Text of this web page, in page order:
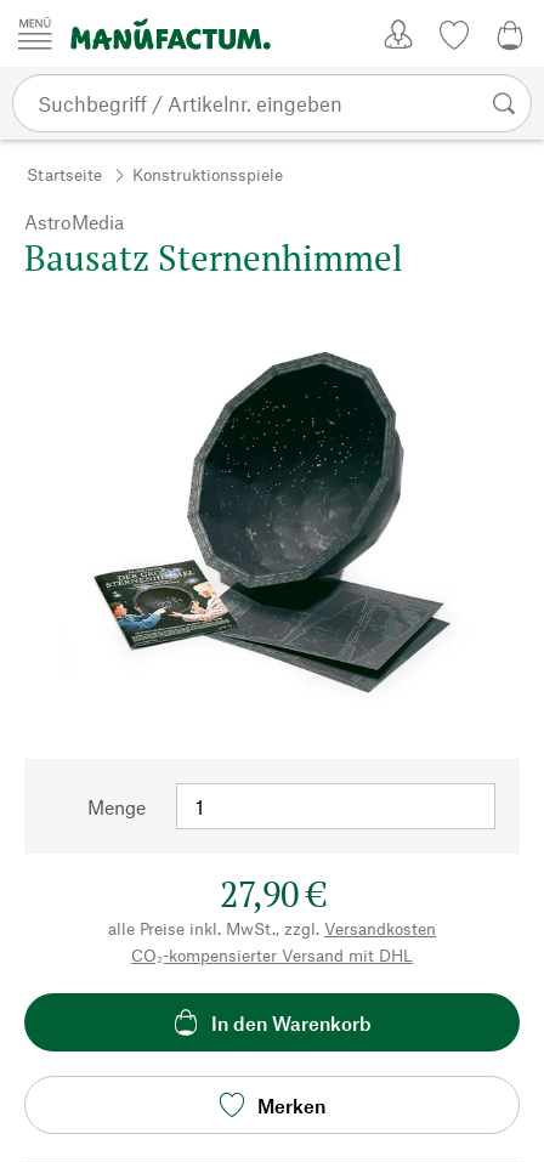
Zum Inhalt springen
Startseite Konstruktionsspiele
AstroMedia
Bausatz Sternenhimmel
Menge
27,90 €
alle Preise inkl. MwSt., zzgl. Versandkosten
CO₂-kompensierter Versand mit DHL
In den Warenkorb
Merken